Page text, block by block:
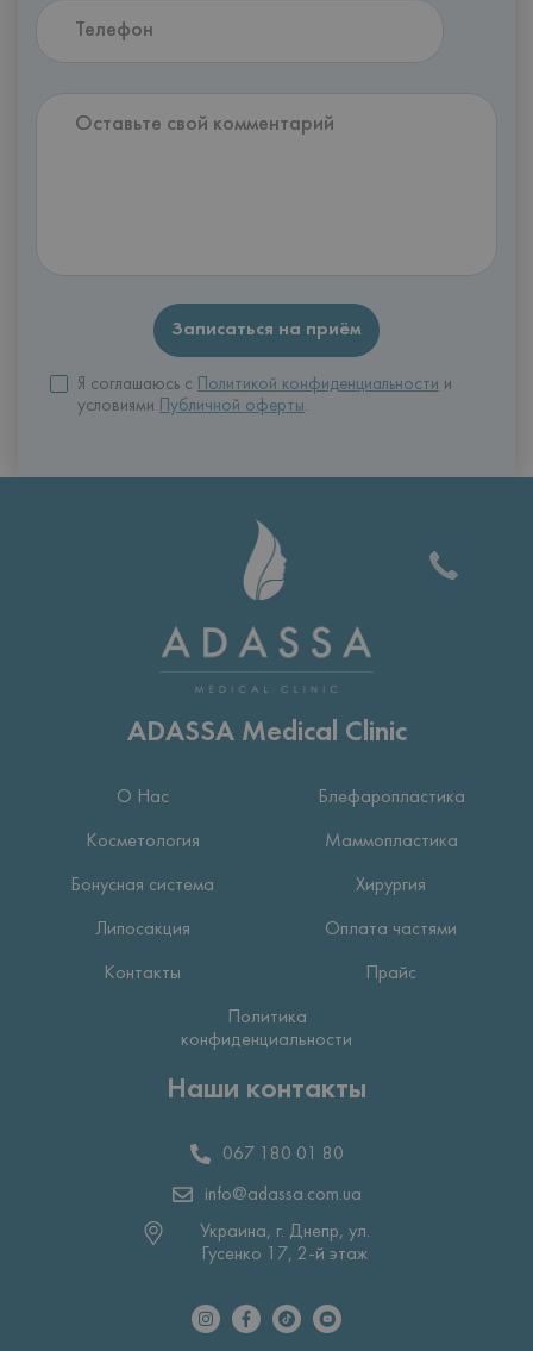
Я соглашаюсь с Политикой конфиденциальности и
условиями
Публичной оферты.
ADASSA Medical Clinic
О Нас Блефаропластика
Косметология Маммопластика
Бонусная система Хирургия
Липосакция Оплата частями
Контакты Прайс
Политика
конфиденциальности
Наши контакты
067 180 01 80
info@adassa.com.ua
Украина, г. Днепр, ул.
Гусенко 17, 2-й этаж